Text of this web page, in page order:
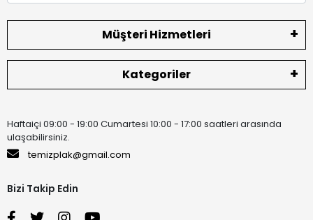
Müşteri Hizmetleri
Kategoriler
Haftaiçi 09:00 - 19:00 Cumartesi 10:00 - 17:00 saatleri arasında
ulaşabilirsiniz.
temizplak@gmail.com
Bizi Takip Edin